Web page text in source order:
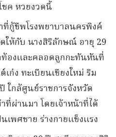
ชค หวยงวดนี้
ที่กู้ชีพโรงพยาบาลนครพิงค์
ให้กับ นางสิริลักษณ์ อายุ 29
องและคลอดลูกกะทันหันที่
ก๋ง ทะเบียนเชียงใหม่ ริม
ใกล้ศูนย์ราชการจังหวัด
าที่ผ่านมา โดยเจ้าหน้าที่ได้
เพศชาย ร่างกายแข็งแรง